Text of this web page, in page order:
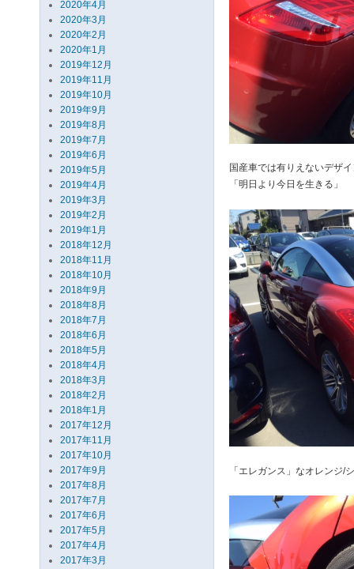
2020年4月
2020年3月
2020年2月
2020年1月
2019年12月
2019年11月
2019年10月
2019年9月
2019年8月
2019年7月
2019年6月
2019年5月
2019年4月
2019年3月
2019年2月
2019年1月
2018年12月
2018年11月
2018年10月
2018年9月
2018年8月
2018年7月
2018年6月
2018年5月
2018年4月
2018年3月
2018年2月
2018年1月
2017年12月
2017年11月
2017年10月
2017年9月
2017年8月
2017年7月
2017年6月
2017年5月
2017年4月
2017年3月
国産車では有りえないデザ
「明日より今日を生きる」
「エレガンス」なオレンジ